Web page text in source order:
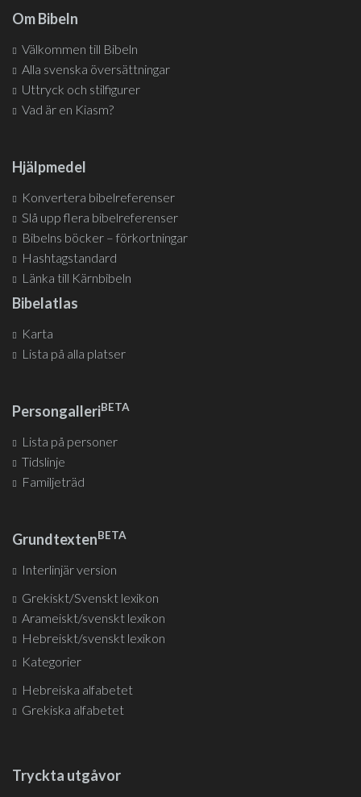
Om Bibeln
Välkommen till Bibeln
Alla svenska översättningar
Uttryck och stilfigurer
Vad är en Kiasm?
Hjälpmedel
Konvertera bibelreferenser
Slå upp flera bibelreferenser
Bibelns böcker – förkortningar
Hashtagstandard
Länka till Kärnbibeln
Bibelatlas
Karta
Lista på alla platser
PersongalleriBETA
Lista på personer
Tidslinje
Familjeträd
GrundtextenBETA
Interlinjär version
Grekiskt/Svenskt lexikon
Arameiskt/svenskt lexikon
Hebreiskt/svenskt lexikon
Kategorier
Hebreiska alfabetet
Grekiska alfabetet
Tryckta utgåvor